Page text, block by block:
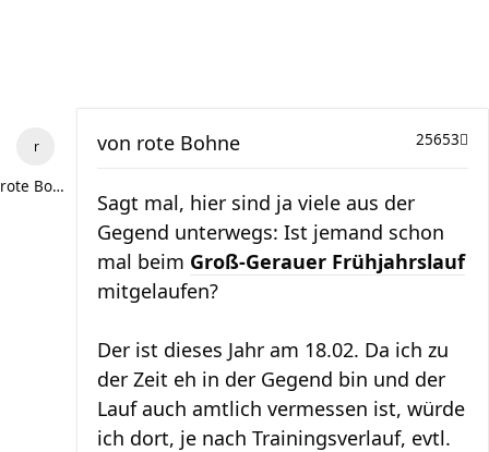
rote Bohne
25653
von rote Bohne
Sagt mal, hier sind ja viele aus der
Gegend unterwegs: Ist jemand schon
mal beim Groß-Gerauer Frühjahrslauf
mitgelaufen?
Der ist dieses Jahr am 18.02. Da ich zu
der Zeit eh in der Gegend bin und der
Lauf auch amtlich vermessen ist, würde
ich dort, je nach Trainingsverlauf, evtl.